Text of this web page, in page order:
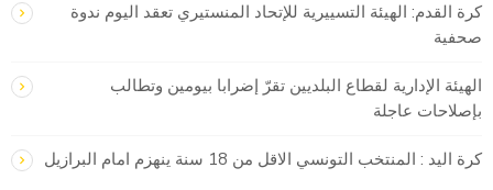
كرة القدم: الهيئة التسييرية للإتحاد المنستيري تعقد اليوم ندوة
صحفية
الهيئة الإدارية لقطاع البلديين تقرّ إضرابا بيومين وتطالب
بإصلاحات عاجلة
كرة اليد : المنتخب التونسي الاقل من 18 سنة ينهزم امام البرازيل